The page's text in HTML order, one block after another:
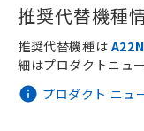
推奨代替機種
プロダクト ニュ
推奨代替機種は
細はプロダクトニュ